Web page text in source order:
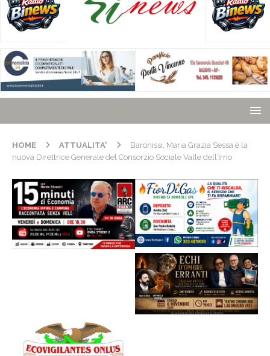
HOME ATTUALITA'
Baronissi, Maria Grazia Sessa è la
nuova Direttrice Generale del Consorzio Sociale Valle dell’Irno